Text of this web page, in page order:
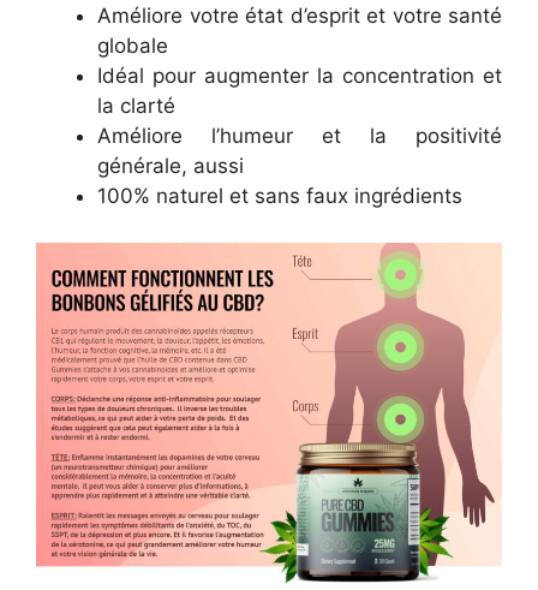
Améliore votre état d’esprit et votre santé
globale
Idéal pour augmenter la concentration et
la clarté
Améliore l’humeur et la positivité
générale, aussi
100% naturel et sans faux ingrédients